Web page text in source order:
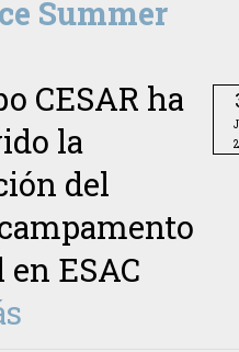
Summer
CESAR ha
la
del
en ESAC